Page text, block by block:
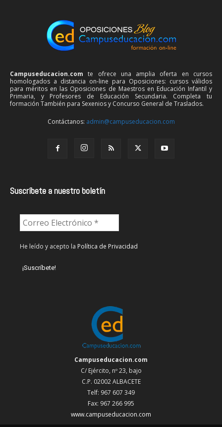
Campuseducacion.com te ofrece una amplia oferta en cursos
homologados a distancia on-line para Oposiciones: cursos válidos
para méritos en las Oposiciones de Maestros en Educación Infantil y
Primaria, y Profesores de Educación Secundaria. Completa tu
formación También para Sexenios y Concurso General de Traslados.
Contáctanos: admin@campuseducacion.com
Suscríbete a nuestro boletín
He leído y acepto la Política de Privacidad
Campuseducacion.com
C/ Ejército, nº 23, bajo
C.P. 02002 ALBACETE
Telf: 967 607 349
Fax: 967 266 995
www.campuseducacion.com